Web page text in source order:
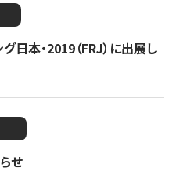
日本・2019（FRJ）に出展し
せ